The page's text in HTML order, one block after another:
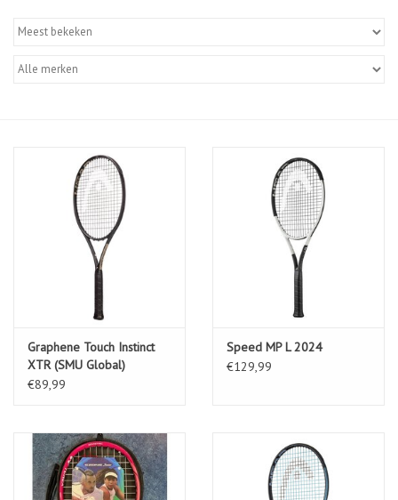
Graphene Touch Instinct
XTR (SMU Global)
€89,99
Speed MP L 2024
€129,99